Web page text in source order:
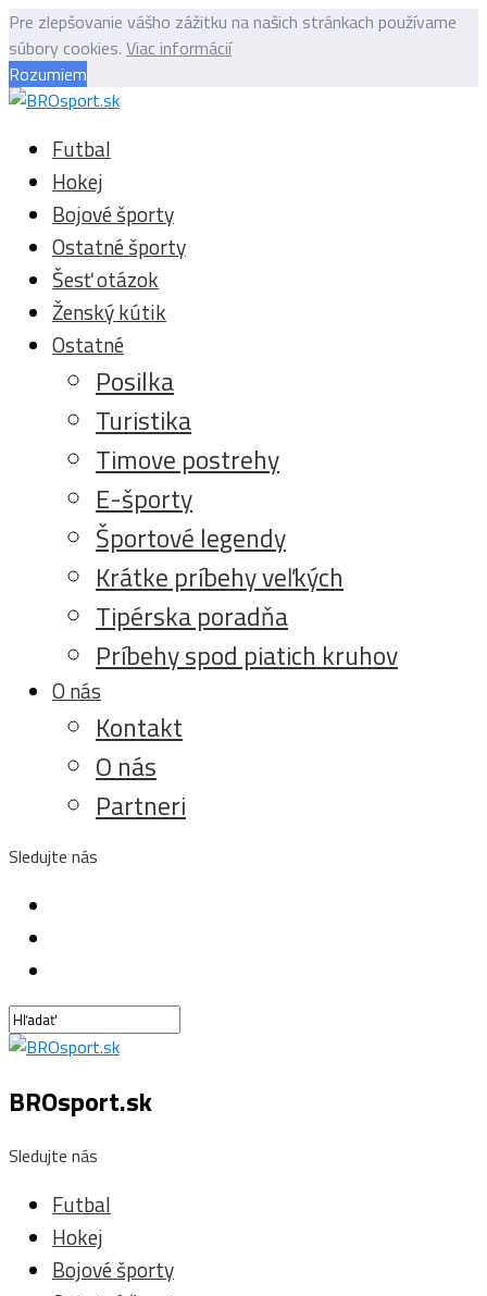
Pre zlepšovanie vášho zážitku na našich stránkach používame
súbory cookies. Viac informácií
Rozumiem
Futbal
Hokej
Bojové športy
Ostatné športy
Šesť otázok
Ženský kútik
Ostatné
Posilka
Turistika
Timove postrehy
E-športy
Športové legendy
Krátke príbehy veľkých
Tipérska poradňa
Príbehy spod piatich kruhov
O nás
Kontakt
O nás
Partneri
Sledujte nás
BROsport.sk
Sledujte nás
Futbal
Hokej
Bojové športy